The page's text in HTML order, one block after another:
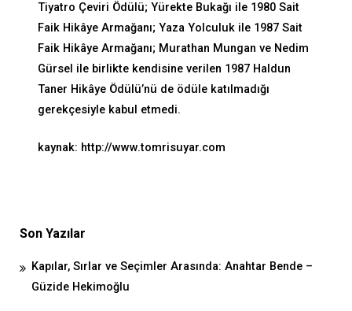
Tiyatro Çeviri Ödülü; Yürekte Bukağı ile 1980 Sait
Faik Hikâye Armağanı; Yaza Yolculuk ile 1987 Sait
Faik Hikâye Armağanı; Murathan Mungan ve Nedim
Gürsel ile birlikte kendisine verilen 1987 Haldun
Taner Hikâye Ödülü’nü de ödüle katılmadığı
gerekçesiyle kabul etmedi.
kaynak: http://www.tomrisuyar.com
Son Yazılar
Kapılar, Sırlar ve Seçimler Arasında: Anahtar Bende –
Güzide Hekimoğlu